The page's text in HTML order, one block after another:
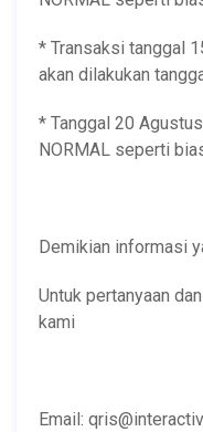
* Transaksi tanggal
akan dilakukan
* Tanggal 20
NORMAL seperti
Demikian informasi
Untuk pertanyaan
kami
Email: